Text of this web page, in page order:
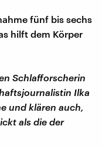
fünf bis sechs
hilft dem Körper
Schlafforscherin
Ilka
und klären auch,
als die der